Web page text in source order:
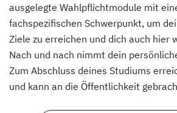
ausgelegte Wahlpflichtmodule mit
fachspezifischen Schwerpunkt, um
Ziele zu erreichen und dich auch hier
Nach und nach nimmt dein
Zum Abschluss deines Studiums
und kann an die Öffentlichkeit